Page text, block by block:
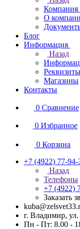
Компания
О
Блог
Информация
Назад
Реквизиты
Магазины
Контакты
0 Сравнение
0 Избранное
0 Корзина
+7 (4922) 77-94-
Назад
Телефоны
+7 (4922)
Заказать
г. Владимир,
Пн - Пт: 8.00 -